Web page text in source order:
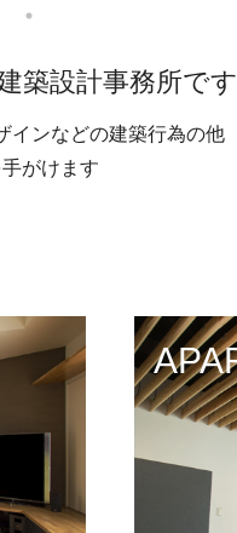
築設計事務所です
インなどの建築行為の他
がけます